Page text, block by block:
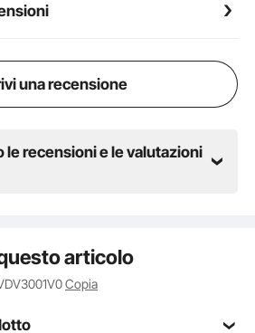
una recensione
le recensioni e le valutazioni
articolo
Copia